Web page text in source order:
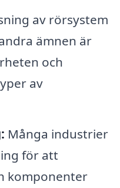
av rörsystem
ämnen är
och
av
Många industrier
för att
komponenter